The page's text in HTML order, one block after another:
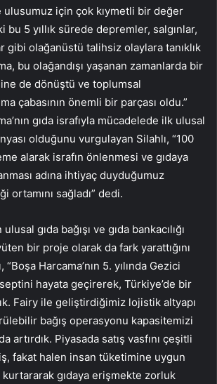
ulusumuz için çok kıymetli bir değer
bu 5 yıllık sürede depremler, salgınlar,
gibi olağanüstü talihsiz olaylara tanıklık
bu olağandışı yaşanan zamanlarda bir
de dönüştü ve toplumsal
çabasının önemli bir parçası oldu.”
gıda israfıyla mücadelede ilk ulusal
olduğunu vurgulayan Silahlı, “100
alarak israfın önlenmesi ve gıdaya
adına ihtiyaç duyduğumuz
ortamını sağladı” dedi.
gıda bağışı ve gıda bankacılığı
bir proje olarak da fark yarattığını
Harcama’nın 5. yılında Gezici
hayata geçirerek, Türkiye’de bir
Fairy ile geliştirdiğimiz lojistik altyapı
bağış operasyonu kapasitemizi
artırdık. Piyasada satış vasfını çeşitli
fakat halen insan tüketimine uygun
kurtararak gıdaya erişmekte zorluk